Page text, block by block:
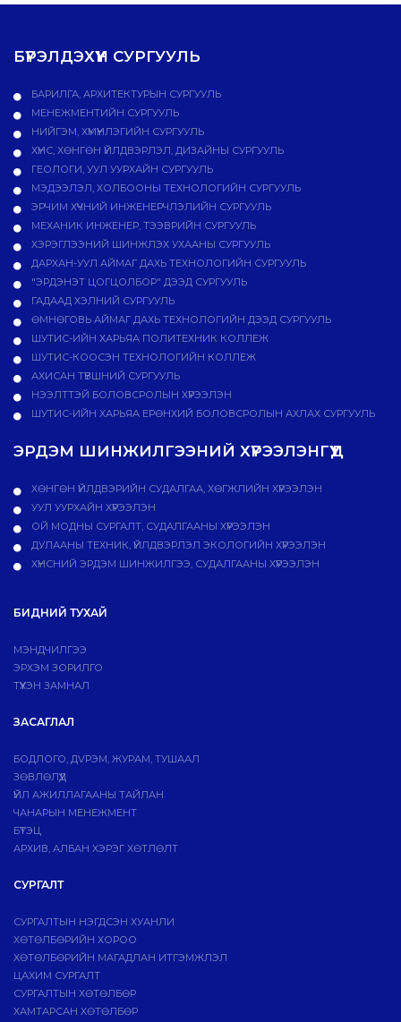
БҮРЭЛДЭХҮҮН СУРГУУЛЬ
БАРИЛГА, АРХИТЕКТУРЫН СУРГУУЛЬ
МЕНЕЖМЕНТИЙН СУРГУУЛЬ
НИЙГЭМ, ХҮМҮҮНЛЭГИЙН СУРГУУЛЬ
ХҮНС, ХӨНГӨН ҮЙЛДВЭРЛЭЛ, ДИЗАЙНЫ СУРГУУЛЬ
ГЕОЛОГИ, УУЛ УУРХАЙН СУРГУУЛЬ
МЭДЭЭЛЭЛ, ХОЛБООНЫ ТЕХНОЛОГИЙН СУРГУУЛЬ
ЭРЧИМ ХҮЧНИЙ ИНЖЕНЕРЧЛЭЛИЙН СУРГУУЛЬ
МЕХАНИК ИНЖЕНЕР, ТЭЭВРИЙН СУРГУУЛЬ
ХЭРЭГЛЭЭНИЙ ШИНЖЛЭХ УХААНЫ СУРГУУЛЬ
ДАРХАН-УУЛ АЙМАГ ДАХЬ ТЕХНОЛОГИЙН СУРГУУЛЬ
"ЭРДЭНЭТ ЦОГЦОЛБОР" ДЭЭД СУРГУУЛЬ
ГАДААД ХЭЛНИЙ СУРГУУЛЬ
ӨМНӨГОВЬ АЙМАГ ДАХЬ ТЕХНОЛОГИЙН ДЭЭД СУРГУУЛЬ
ШУТИС-ИЙН ХАРЬЯА ПОЛИТЕХНИК КОЛЛЕЖ
ШУТИС-КООСЭН ТЕХНОЛОГИЙН КОЛЛЕЖ
АХИСАН ТҮВШНИЙ СУРГУУЛЬ
НЭЭЛТТЭЙ БОЛОВСРОЛЫН ХҮРЭЭЛЭН
ШУТИС-ИЙН ХАРЬЯА ЕРӨНХИЙ БОЛОВСРОЛЫН АХЛАХ СУРГУУЛЬ
ЭРДЭМ ШИНЖИЛГЭЭНИЙ ХҮРЭЭЛЭНГҮҮД
ХӨНГӨН ҮЙЛДВЭРИЙН СУДАЛГАА, ХӨГЖЛИЙН ХҮРЭЭЛЭН
УУЛ УУРХАЙН ХҮРЭЭЛЭН
ОЙ МОДНЫ СУРГАЛТ, СУДАЛГААНЫ ХҮРЭЭЛЭН
ДУЛААНЫ ТЕХНИК, ҮЙЛДВЭРЛЭЛ ЭКОЛОГИЙН ХҮРЭЭЛЭН
ХҮНСНИЙ ЭРДЭМ ШИНЖИЛГЭЭ, СУДАЛГААНЫ ХҮРЭЭЛЭН
БИДНИЙ ТУХАЙ
МЭНДЧИЛГЭЭ
ЭРХЭМ ЗОРИЛГО
ТҮҮХЭН ЗАМНАЛ
ЗАСАГЛАЛ
БОДЛОГО, ДVРЭМ, ЖУРАМ, ТУШААЛ
ЗӨВЛӨЛҮҮД
ҮЙЛ АЖИЛЛАГААНЫ ТАЙЛАН
ЧАНАРЫН МЕНЕЖМЕНТ
БҮТЭЦ
АРХИВ, АЛБАН ХЭРЭГ ХӨТЛӨЛТ
СУРГАЛТ
СУРГАЛТЫН НЭГДСЭН ХУАНЛИ
ХӨТӨЛБӨРИЙН ХОРОО
ХӨТӨЛБӨРИЙН МАГАДЛАН ИТГЭМЖЛЭЛ
ЦАХИМ СУРГАЛТ
СУРГАЛТЫН ХӨТӨЛБӨР
ХАМТАРСАН ХӨТӨЛБӨР